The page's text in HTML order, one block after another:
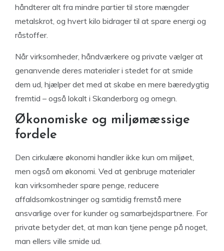
håndterer alt fra mindre partier til store mængder
metalskrot, og hvert kilo bidrager til at spare energi og
råstoffer.
Når virksomheder, håndværkere og private vælger at
genanvende deres materialer i stedet for at smide
dem ud, hjælper det med at skabe en mere bæredygtig
fremtid – også lokalt i Skanderborg og omegn.
Økonomiske og miljømæssige
fordele
Den cirkulære økonomi handler ikke kun om miljøet,
men også om økonomi. Ved at genbruge materialer
kan virksomheder spare penge, reducere
affaldsomkostninger og samtidig fremstå mere
ansvarlige over for kunder og samarbejdspartnere. For
private betyder det, at man kan tjene penge på noget,
man ellers ville smide ud.